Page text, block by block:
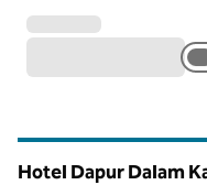
Hotel Dapur Dalam